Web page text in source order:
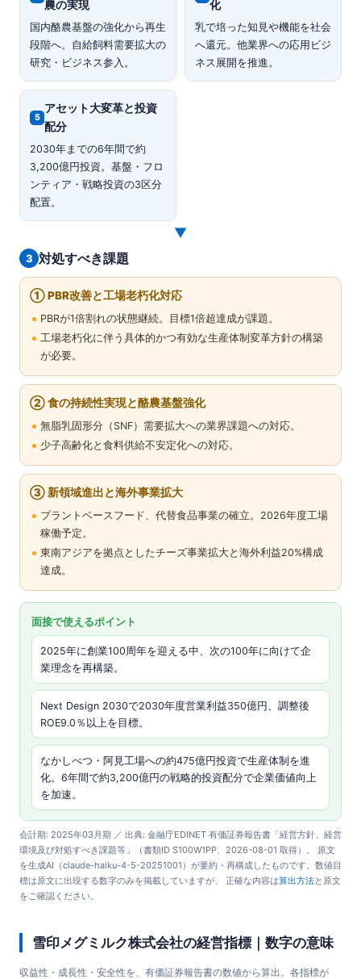
農の実現
国内酪農基盤の強化から再生
段階へ。自給飼料需要拡大の
研究・ビジネス参入。
化
乳で培った知見や機能を社会
へ還元。他業界への応用ビジ
ネス展開を推進。
5
アセット大変革と投資
配分
2030年までの6年間で約
3,200億円投資。基盤・フロ
ンティア・戦略投資の3区分
配置。
▼
3 対処すべき課題
① PBR改善と工場老朽化対応
PBRが1倍割れの状態継続。目標1倍超達成が課題。
工場老朽化に伴う具体的かつ有効な生産体制変革方針の構築
が必要。
② 食の持続性実現と酪農基盤強化
無脂乳固形分（SNF）需要拡大への業界課題への対応。
少子高齢化と食料供給不安定化への対応。
③ 新領域進出と海外事業拡大
プラントベースフード、代替食品事業の確立。2026年度工場
稼働予定。
東南アジアを拠点としたチーズ事業拡大と海外利益20%構成
達成。
面接で使えるポイント
2025年に創業100周年を迎える中、次の100年に向けて企
業理念を再構築。
Next Design 2030で2030年度営業利益350億円、調整後
ROE9.0％以上を目標。
なかしべつ・阿見工場への約475億円投資で生産体制を進
化。6年間で約3,200億円の戦略的投資配分で企業価値向上
を加速。
会計期: 2025年03月期 ／ 出典: 金融庁EDINET 有価証券報告書「経営方針、経営
環境及び対処すべき課題等」（書類ID S100W1PP、2026-08-01 取得）。 原文
を生成AI（claude-haiku-4-5-20251001）が要約・再構成したものです。数値目
標は原文に出現する数字のみを掲載していますが、 正確な内容は算出方法と原文
をご確認ください。
雪印メグミルク株式会社の経営指標｜数字の意味
収益性・成長性・安全性を、有価証券報告書の数値から算出。各指標が